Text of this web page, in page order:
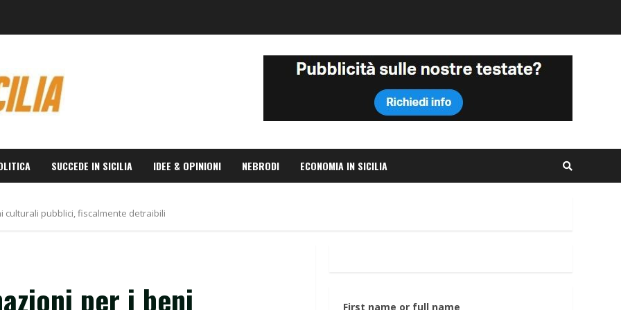
SUCCEDE IN SICILIA IDEE & OPINIONI NEBRODI ECONOMIA IN SICILIA
culturali pubblici, fiscalmente detraibili
per i beni
First name or full name